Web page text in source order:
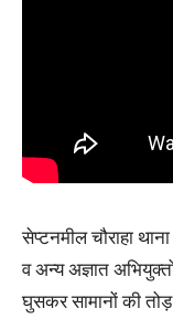
सेप्टनमील चौराहा
व अन्य अज्ञात
घुसकर सामानों की